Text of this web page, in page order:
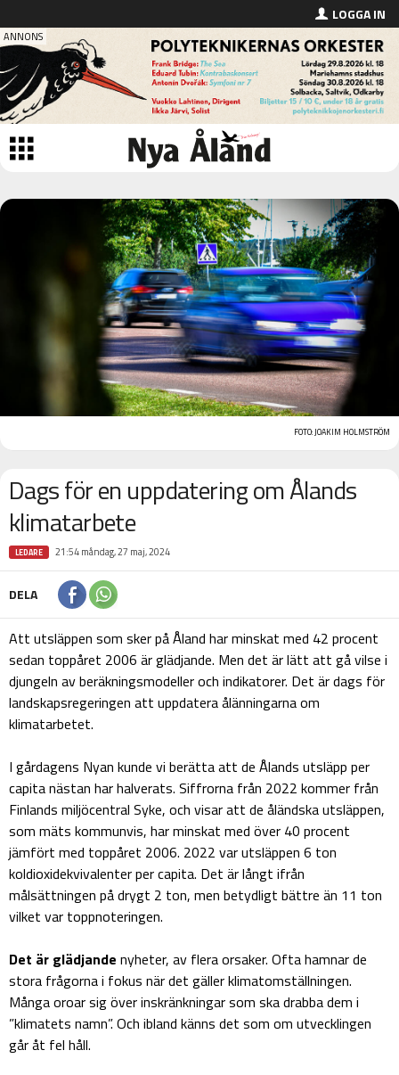
LOGGA IN
FOTO: JOAKIM HOLMSTRÖM
Dags för en uppdatering om Ålands
klimatarbete
LEDARE 21:54 måndag, 27 maj, 2024
DELA
Att utsläppen som sker på Åland har minskat med 42 procent
sedan toppåret 2006 är glädjande. Men det är lätt att gå vilse i
djungeln av beräkningsmodeller och indikatorer. Det är dags för
landskapsregeringen att uppdatera ålänningarna om
klimatarbetet.
I gårdagens Nyan kunde vi berätta att de Ålands utsläpp per
capita nästan har halverats. Siffrorna från 2022 kommer från
Finlands miljöcentral Syke, och visar att de åländska utsläppen,
som mäts kommunvis, har minskat med över 40 procent
jämfört med toppåret 2006. 2022 var utsläppen 6 ton
koldioxidekvivalenter per capita. Det är långt ifrån
målsättningen på drygt 2 ton, men betydligt bättre än 11 ton
vilket var toppnoteringen.
Det är glädjande nyheter, av flera orsaker. Ofta hamnar de
stora frågorna i fokus när det gäller klimatomställningen.
Många oroar sig över inskränkningar som ska drabba dem i
”klimatets namn”. Och ibland känns det som om utvecklingen
går åt fel håll.